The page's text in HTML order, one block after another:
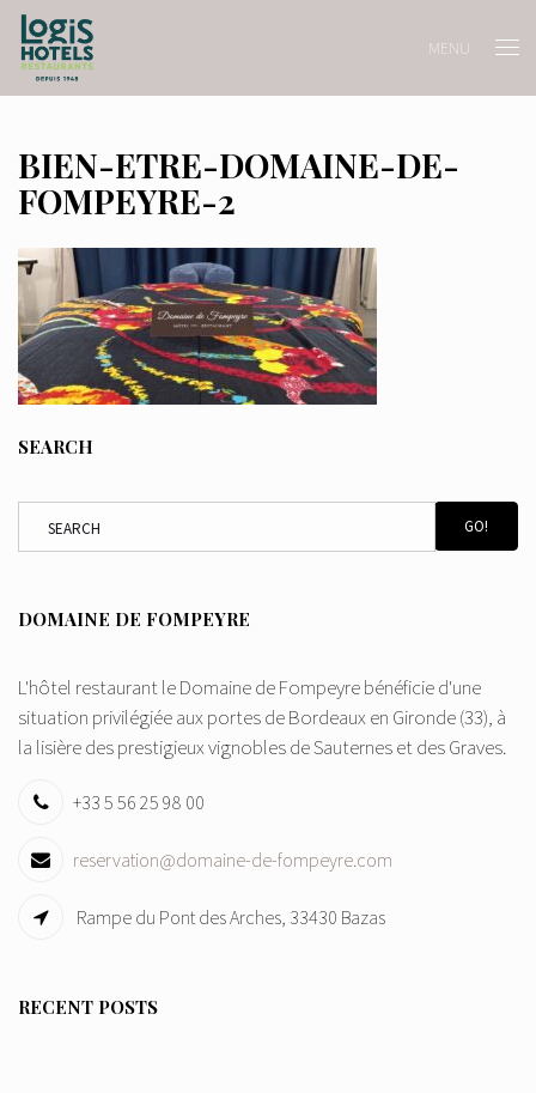
MENU
BIEN-ETRE-DOMAINE-DE-
FOMPEYRE-2
SEARCH
GO!
DOMAINE DE FOMPEYRE
L'hôtel restaurant le Domaine de Fompeyre bénéficie d'une
situation privilégiée aux portes de Bordeaux en Gironde (33), à
la lisière des prestigieux vignobles de Sauternes et des Graves.
+33 5 56 25 98 00
reservation@domaine-de-fompeyre.com
Rampe du Pont des Arches, 33430 Bazas
RECENT POSTS